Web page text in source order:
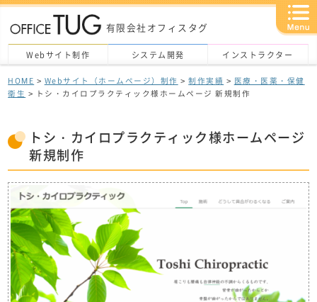
有限会社オフィスタグ
Webサイト制作 システム開発 インストラクター
HOME > Webサイト（ホームページ）制作 >制作実績 > 医療・医薬・保健
衛生 > トシ・カイロプラクティック様ホームページ 新規制作
トシ・カイロプラクティック様ホームページ
新規制作